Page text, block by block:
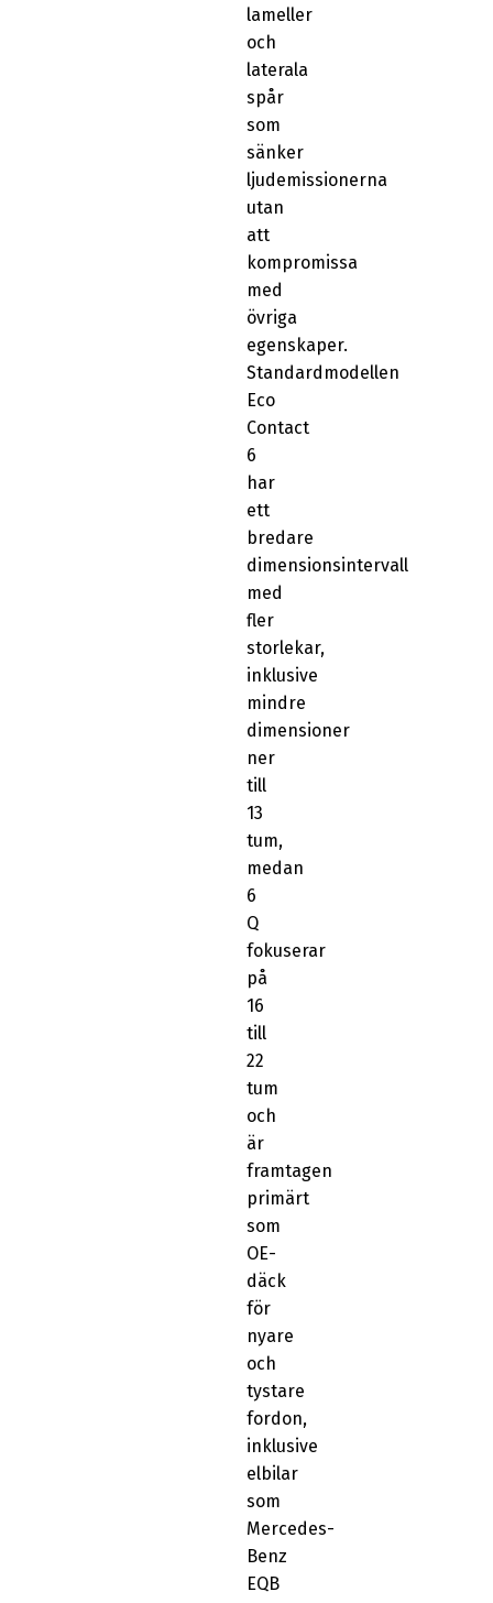
lameller
och
laterala
spår
som
sänker
ljudemissionerna
utan
att
kompromissa
med
övriga
egenskaper.
Standardmodellen
Eco
Contact
6
har
ett
bredare
dimensionsintervall
med
fler
storlekar,
inklusive
mindre
dimensioner
ner
till
13
tum,
medan
6
Q
fokuserar
på
16
till
22
tum
och
är
framtagen
primärt
som
OE-
däck
för
nyare
och
tystare
fordon,
inklusive
elbilar
som
Mercedes-
Benz
EQB